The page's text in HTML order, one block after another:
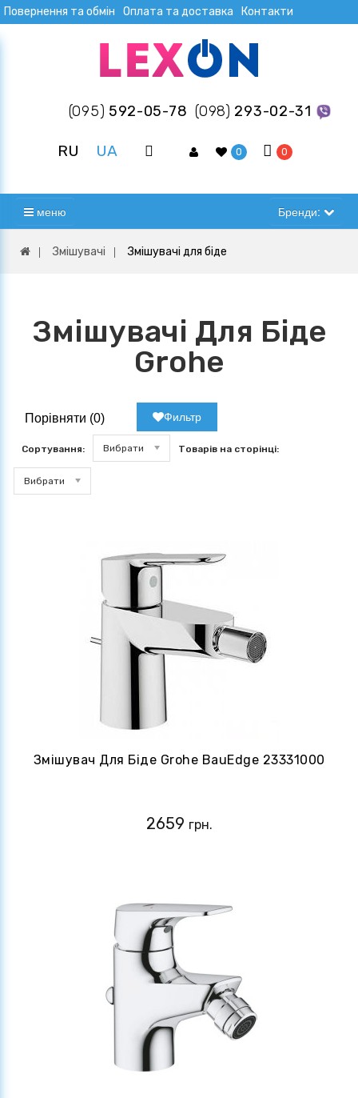
Повернення та обмін Оплата та доставка Контакти
(095) 592-05-78 (098) 293-02-31
RU UA 0 0
меню Бренди:
Змішувачі Змішувачі для біде
Змішувачі Для Біде
Grohe
Порівняти (0) Фильтр
Сортування: Вибрати Товарів на сторінці:
Вибрати
Змішувач Для Біде Grohe BauEdge 23331000
2659 грн.